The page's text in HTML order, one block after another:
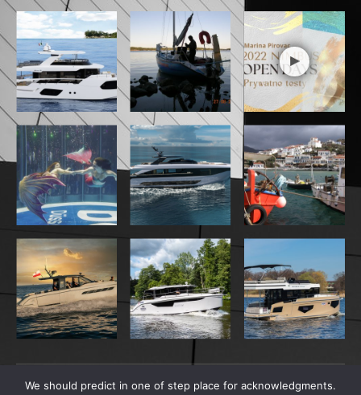
Giuliano Pecchi rozpoczynają produkcję jachtów
motorowych w miejscowości Limite sull’Arno,
niedaleko Florencji. Kamieniem milowym w rozwoju
firmy jest otwarcie w 1972 roku stoczni w Viareggio.
Od tego momentu Sanlorenzo staje się jedną z
najbardziej reprezentatywnych włoskich marek
żeglarskich. Kolejną przełomową datą jest rok 1985,
kiedy firma wprowadziła na rynek pierwszy jacht z
włókna szklanego – model SL57. Następnie wraz z
powstaniem sektora superjachtów stocznia wpisuje
się w ten nowy trend, tworząc model SL100.
Obecnie główna siedziba firmy od 1999 roku
znajduje się w malowniczo położonej miejscowości
Ameglia, w prowincji La Spezia, w Ligurii we
Włoszech. Teren stoczni zlokalizowany jest nad
brzegiem rzeki Magra, na obszarze rezerwatu
przyrody Montemarcello-Magra, gdzie budowane są
jachty średniej i dużej wielkości. Obok zakładu
We should predict in one of step place for acknowledgments.